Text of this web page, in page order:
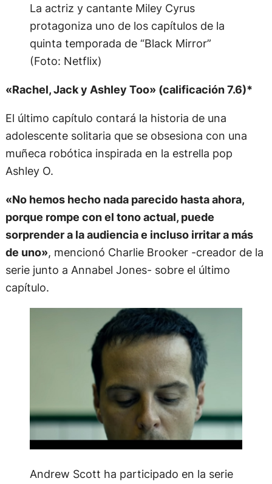
La actriz y cantante Miley Cyrus
protagoniza uno de los capítulos de la
quinta temporada de “Black Mirror”
(Foto: Netflix)
«Rachel, Jack y Ashley Too» (calificación 7.6)*
El último capítulo contará la historia de una
adolescente solitaria que se obsesiona con una
muñeca robótica inspirada en la estrella pop
Ashley O.
«No hemos hecho nada parecido hasta ahora,
porque rompe con el tono actual, puede
sorprender a la audiencia e incluso irritar a más
de uno», mencionó Charlie Brooker -creador de la
serie junto a Annabel Jones- sobre el último
capítulo.
Andrew Scott ha participado en la serie